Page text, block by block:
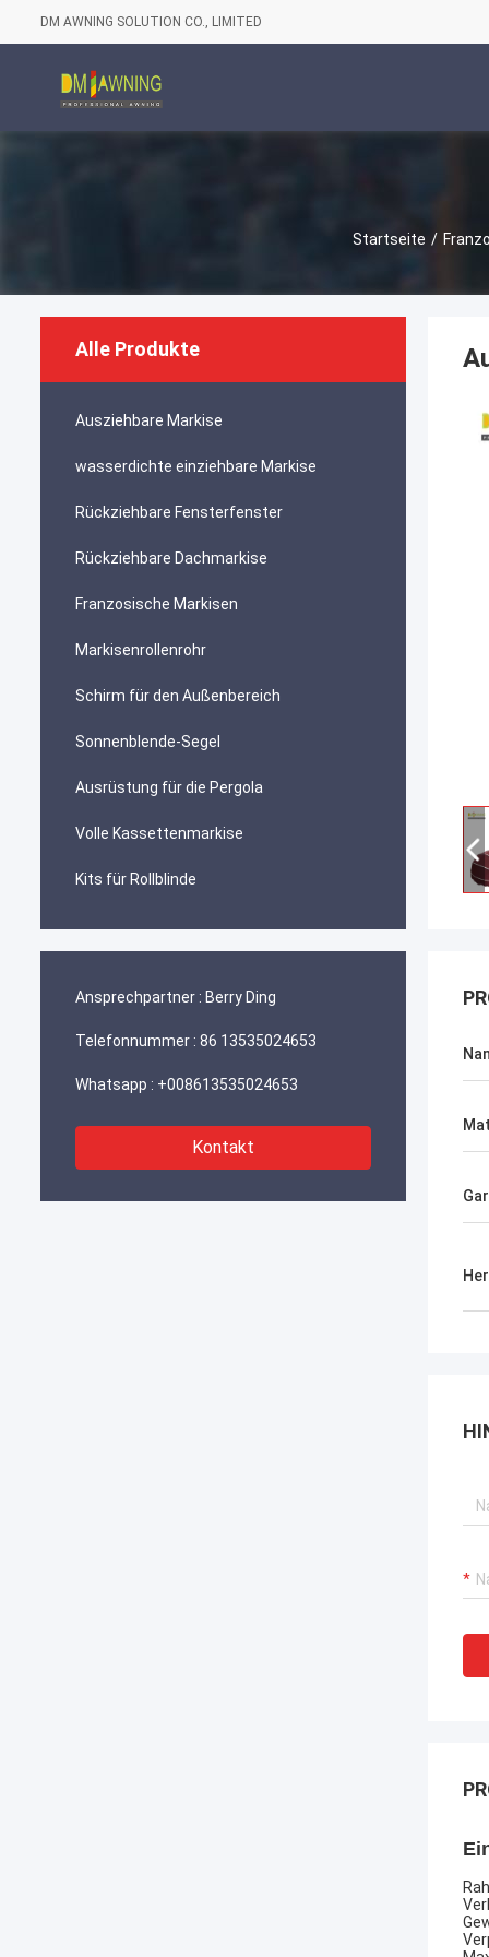
DM AWNING SOLUTION CO., LIMITED
Startseite /
Alle Produkte
Ausziehbare Markise
wasserdichte einziehbare Markise
Rückziehbare Fensterfenster
Rückziehbare Dachmarkise
Franzosische Markisen
Markisenrollenrohr
Schirm für den Außenbereich
Sonnenblende-Segel
Ausrüstung für die Pergola
Volle Kassettenmarkise
Kits für Rollblinde
Ansprechpartner : Berry Ding
Telefonnummer : 86 13535024653
Whatsapp : +008613535024653
Kontakt